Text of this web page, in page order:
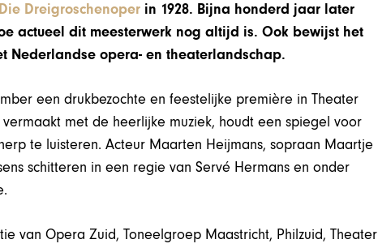
Die Dreigroschenoper in 1928. Bijna honderd jaar later
actueel dit meesterwerk nog altijd is. Ook bewijst het
Nederlandse opera- en theaterlandschap.
een drukbezochte en feestelijke première in Theater
met de heerlijke muziek, houdt een spiegel voor
te luisteren. Acteur Maarten Heijmans, sopraan Maartje
schitteren in een regie van Servé Hermans en onder
van Opera Zuid, Toneelgroep Maastricht, Philzuid, Theater